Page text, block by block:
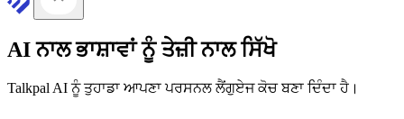
AI ਨਾਲ ਭਾਸ਼ਾਵਾਂ ਨੂੰ ਤੇਜ਼ੀ ਨਾਲ ਸਿੱਖੋ
Talkpal AI ਨੂੰ ਤੁਹਾਡਾ ਆਪਣਾ ਪਰਸਨਲ ਲੈਂਗੁਏਜ ਕੋਚ ਬਣਾ ਦਿੰਦਾ ਹੈ।